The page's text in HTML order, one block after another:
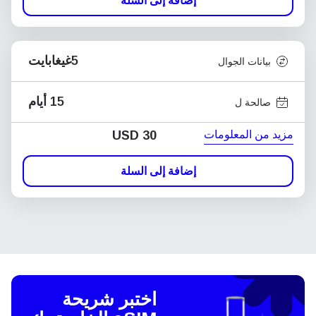
بيانات الجوال 5غيغابايت
صالحة ل 15 أيام
مزيد من المعلومات USD 30
إضافة إلى السلة
اختبر شريحة